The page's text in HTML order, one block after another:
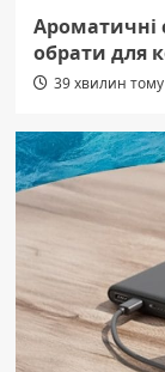
Ароматичні
обрати для
39 хвилин